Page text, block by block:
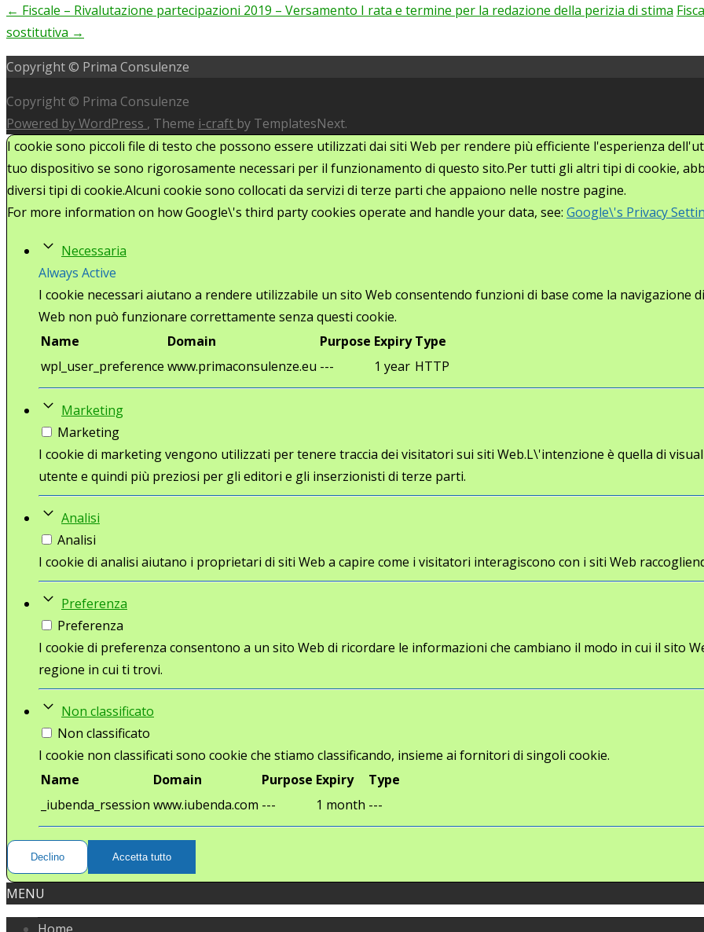
Post
← Fiscale – Rivalutazione partecipazioni 2019 – Versamento I rata e termine per la redazione della perizia di stima
sostitutiva →
Copyright © Prima Consulenze
Copyright © Prima Consulenze
Powered by WordPress , Theme i-craft by TemplatesNext.
I cookie sono piccoli file di testo che possono essere utilizzati dai siti Web per rendere più efficiente l'esperienza
tuo dispositivo se sono rigorosamente necessari per il funzionamento di questo sito.Per tutti gli altri tipi di cookie,
diversi tipi di cookie.Alcuni cookie sono collocati da servizi di terze parti che appaiono nelle nostre pagine.
For more information on how Google\'s third party cookies operate and handle your data, see: Google\'s Privacy
Necessaria
Always Active
I cookie necessari aiutano a rendere utilizzabile un sito Web consentendo funzioni di base come la navigazione
Web non può funzionare correttamente senza questi cookie.
Name
Domain Purpose Expiry Type
wpl_user_preference www.primaconsulenze.eu --- 1 year HTTP
Marketing
Marketing
I cookie di marketing vengono utilizzati per tenere traccia dei visitatori sui siti Web.L\'intenzione è quella di
utente e quindi più preziosi per gli editori e gli inserzionisti di terze parti.
Analisi
Analisi
I cookie di analisi aiutano i proprietari di siti Web a capire come i visitatori interagiscono con i siti Web
Preferenza
Preferenza
I cookie di preferenza consentono a un sito Web di ricordare le informazioni che cambiano il modo in cui il sito
regione in cui ti trovi.
Non classificato
Non classificato
I cookie non classificati sono cookie che stiamo classificando, insieme ai fornitori di singoli cookie.
Name
Domain Purpose Expiry
Type
_iubenda_rsession www.iubenda.com --- 1 month ---
Declino Accetta tutto
MENU